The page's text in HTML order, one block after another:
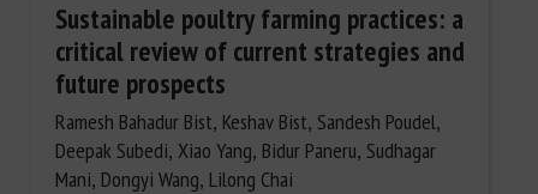
Sustainable poultry farming practices: a
critical review of current strategies and
future prospects
Ramesh Bahadur Bist, Keshav Bist, Sandesh Poudel,
Deepak Subedi, Xiao Yang, Bidur Paneru, Sudhagar
Mani, Dongyi Wang, Lilong Chai